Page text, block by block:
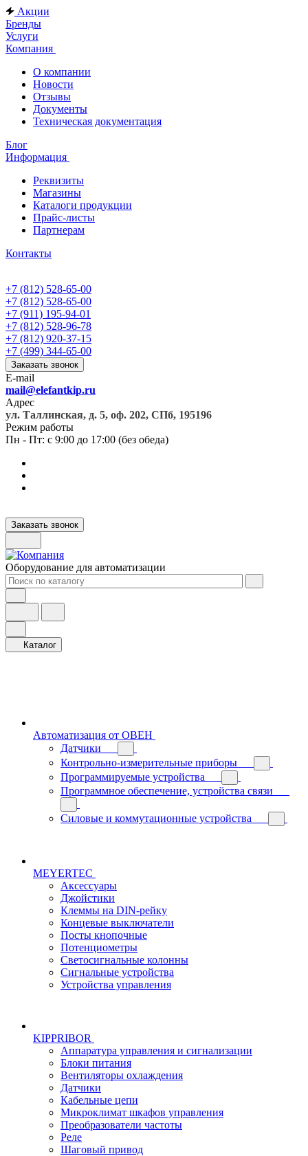
Акции
Бренды
Услуги
Компания
О компании
Новости
Отзывы
Документы
Техническая документация
Блог
Информация
Реквизиты
Магазины
Каталоги продукции
Прайс-листы
Партнерам
Контакты
+7 (812) 528-65-00
+7 (812) 528-65-00
+7 (911) 195-94-01
+7 (812) 528-96-78
+7 (812) 920-37-15
+7 (499) 344-65-00
Заказать звонок
E-mail
mail@elefantkip.ru
Адрес
ул. Таллинская, д. 5, оф. 202, СПб, 195196
Режим работы
Пн - Пт: с 9:00 до 17:00 (без обеда)
Заказать звонок
Оборудование для автоматизации
Каталог
Автоматизация от ОВЕН
Датчики
Контрольно-измерительные приборы
Программируемые устройства
Программное обеспечение, устройства связи
Силовые и коммутационные устройства
MEYERTEC
Аксессуары
Джойстики
Клеммы на DIN-рейку
Концевые выключатели
Посты кнопочные
Потенциометры
Светосигнальные колонны
Сигнальные устройства
Устройства управления
KIPPRIBOR
Аппаратура управления и сигнализации
Блоки питания
Вентиляторы охлаждения
Датчики
Кабельные цепи
Микроклимат шкафов управления
Преобразователи частоты
Реле
Шаговый привод